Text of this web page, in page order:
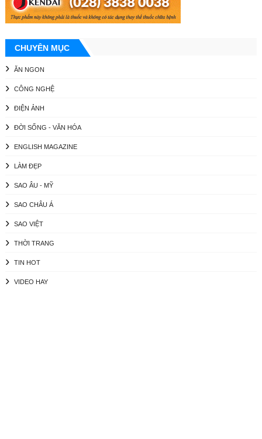
CHUYÊN MỤC
ĂN NGON
CÔNG NGHỆ
ĐIỆN ẢNH
ĐỜI SỐNG - VĂN HÓA
ENGLISH MAGAZINE
LÀM ĐẸP
SAO ÂU - MỸ
SAO CHÂU Á
SAO VIỆT
THỜI TRANG
TIN HOT
VIDEO HAY